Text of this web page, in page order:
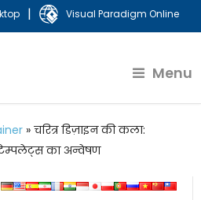
| Visual Paradigm Online
Menu
»चरित्र डिज़ाइन की कला:
टेम्पलेट्स का अन्वेषण